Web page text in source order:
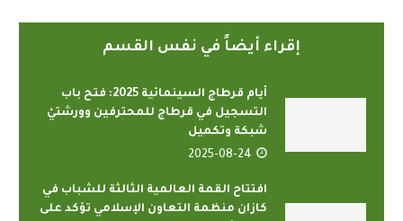
إقراء أيضاً في نفس القسم
أيام قرطاج السينمائية 2025: فتح باب
التسجيل في قرطاج للمحترفين وورشتيْ
شبكة وتكميل
2025-08-24
افتتاح القمة العالمية الثالثة للشباب في
كازان منظمة التعاون الإسلامي تؤكد على